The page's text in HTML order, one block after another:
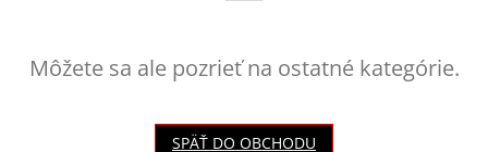
Môžete sa ale pozrieť na ostatné kategórie.
SPÄŤ DO OBCHODU